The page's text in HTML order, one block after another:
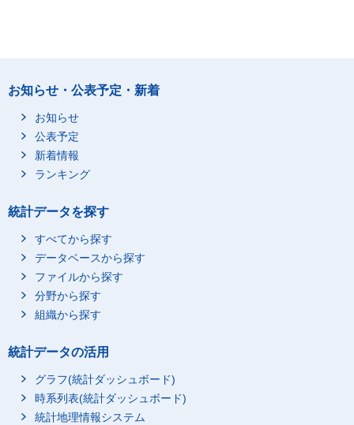
お知らせ・公表予定・新着
お知らせ
公表予定
新着情報
ランキング
統計データを探す
すべてから探す
データベースから探す
ファイルから探す
分野から探す
組織から探す
統計データの活用
グラフ(統計ダッシュボード)
時系列表(統計ダッシュボード)
統計地理情報システム